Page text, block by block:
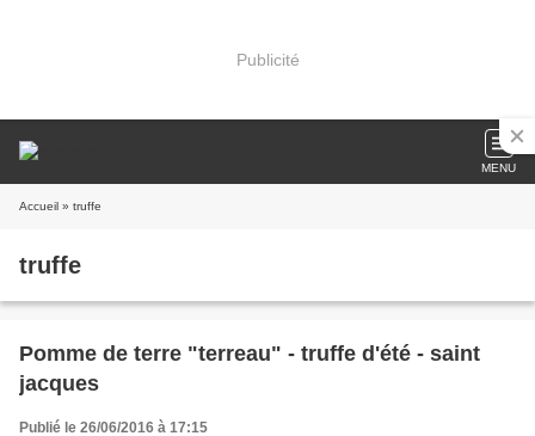
Publicité
MENU
Accueil » truffe
truffe
Pomme de terre "terreau" - truffe d'été - saint
jacques
Publié le 26/06/2016 à 17:15